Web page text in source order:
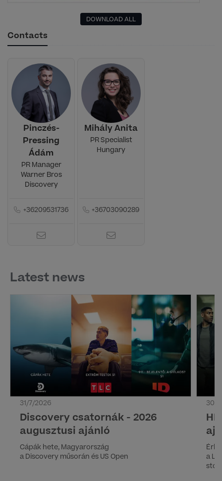
DOWNLOAD ALL
Contacts
Pinczés-
Pressing
Ádám
PR Manager
Warner Bros
Discovery
+36209531736
Mihály Anita
PR Specialist
Hungary
+36703090289
Latest news
31/7/2026
Discovery csatornák - 2026
augusztusi ajánló
Cápák hete, Magyarország
a Discovery műsorán és US Open
30/
a